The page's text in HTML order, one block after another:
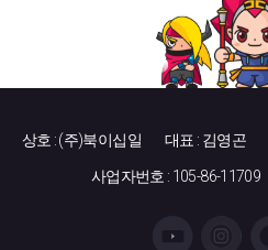
상호 : (주)북이십일 대표 : 김영곤
사업자번호 : 105-86-11709